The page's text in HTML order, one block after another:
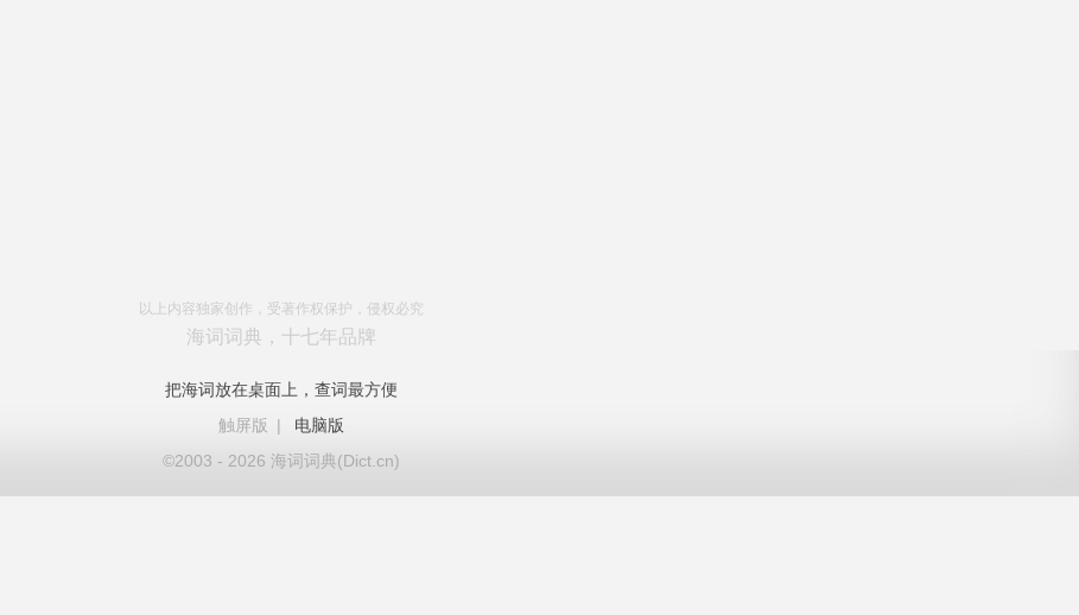
以上内容独家创作，受著作权保护，侵权必究
海词词典，十七年品牌
把海词放在桌面上，查词最方便
触屏版
|
电脑版
©2003 - 2026 海词词典(Dict.cn)